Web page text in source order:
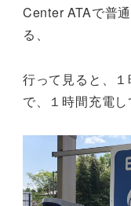
Center ATAで普
る、
行って見ると、
で、１時間充電し